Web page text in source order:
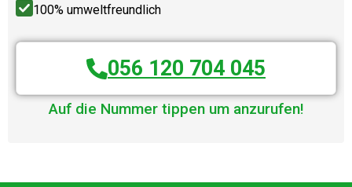
100% umweltfreundlich
056 120 704 045
Auf die Nummer tippen um anzurufen!